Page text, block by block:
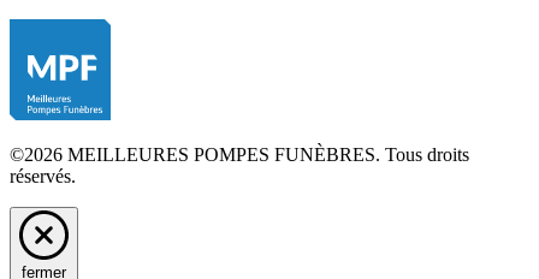
©2026 MEILLEURES POMPES FUNÈBRES. Tous droits
réservés.
fermer